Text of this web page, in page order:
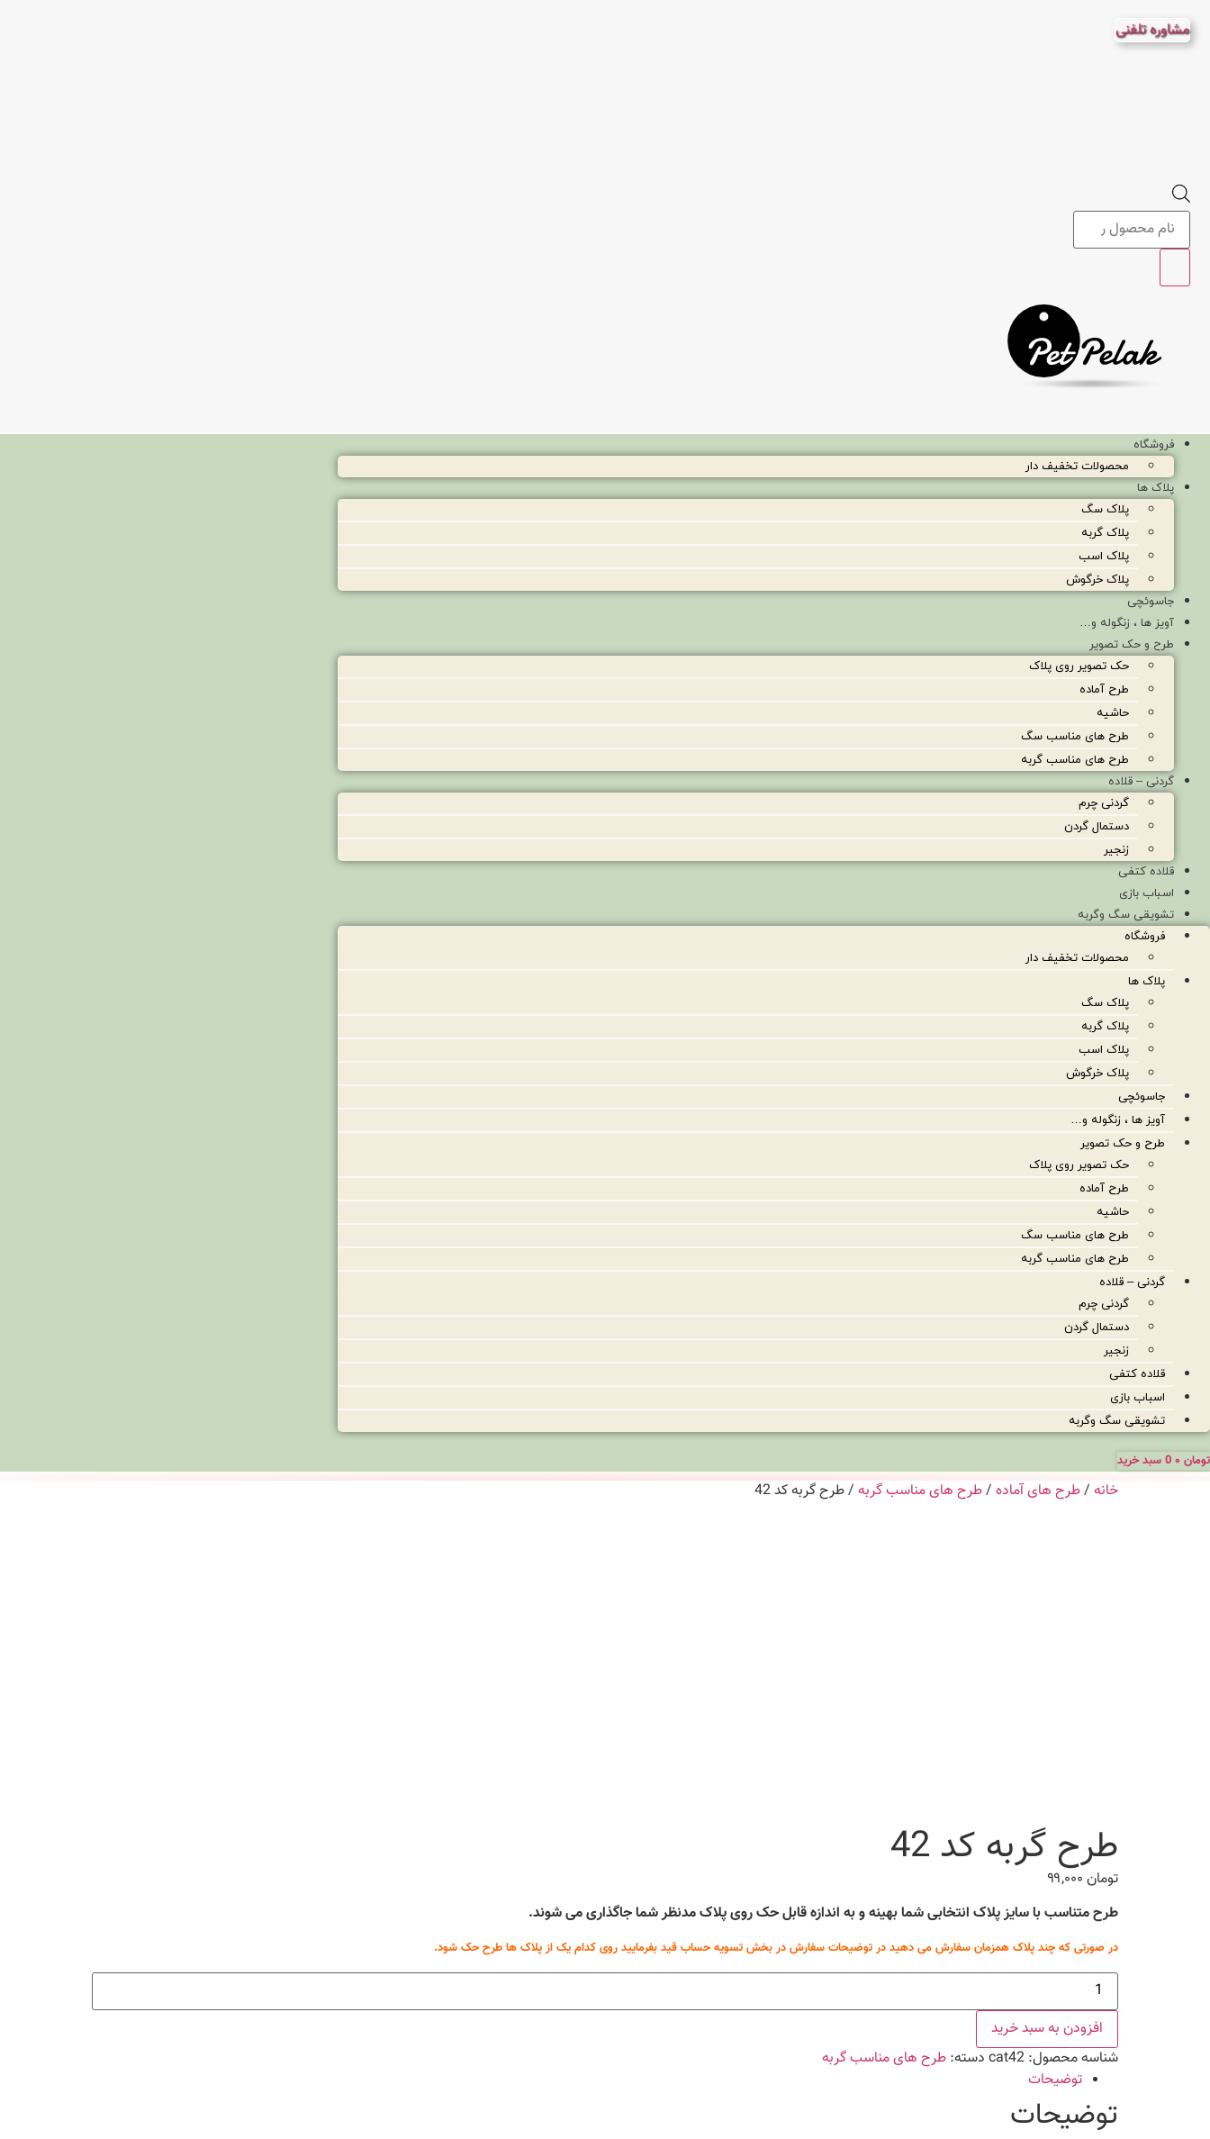
محتوا
مشاوره تلفنی
Products
search
فروشگاه
محصولات تخفیف دار
پلاک ها
پلاک سگ
پلاک گربه
پلاک اسب
پلاک خرگوش
جاسوئچی
آویز ها ، زنگوله و…
طرح و حک تصویر
حک تصویر روی پلاک
طرح آماده
حاشیه
طرح های مناسب سگ
طرح های مناسب گربه
گردنی – قلاده
گردنی چرم
دستمال گردن
زنجیر
قلاده کتفی
اسباب بازی
تشویقی سگ وگربه
فروشگاه
محصولات تخفیف دار
پلاک ها
پلاک سگ
پلاک گربه
پلاک اسب
پلاک خرگوش
جاسوئچی
آویز ها ، زنگوله و…
طرح و حک تصویر
حک تصویر روی پلاک
طرح آماده
حاشیه
طرح های مناسب سگ
طرح های مناسب گربه
گردنی – قلاده
گردنی چرم
دستمال گردن
زنجیر
قلاده کتفی
اسباب بازی
تشویقی سگ وگربه
تومان 0 سبد خرید
خانه /طرح های آماده /طرح های مناسب گربه / طرح گربه کد 42
طرح گربه کد 42
تومان
طرح متناسب با سایز پلاک انتخابی شما بهینه و به اندازه قابل حک روی پلاک مدنظر شما جاگذاری می شوند.
در صورتی که چند پلاک همزمان سفارش می دهید در توضیحات سفارش در بخش تسویه حساب قید بفرمایید روی کدام یک از پلاک ها طرح حک شود.
طرح
گربه
کد
عددافزودن به سبد خرید
شناسه محصول: cat42 دسته: طرح های مناسب گربه
توضیحات
توضیحات